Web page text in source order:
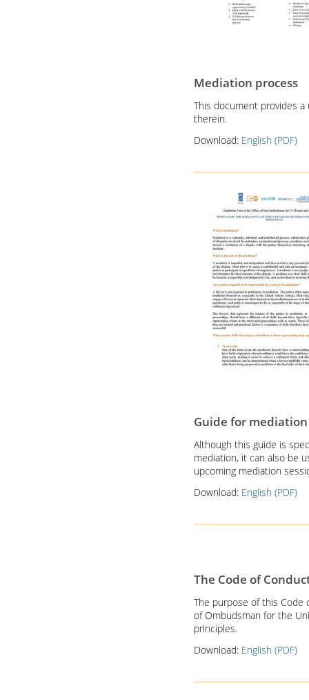
Mediation process
This document provides
therein.
Download: English (PDF)
Guide for
Although this guide is
mediation, it can also be
upcoming mediation
Download: English (PDF)
The Code of
The purpose of this Code
of Ombudsman for the
principles.
Download: English (PDF)